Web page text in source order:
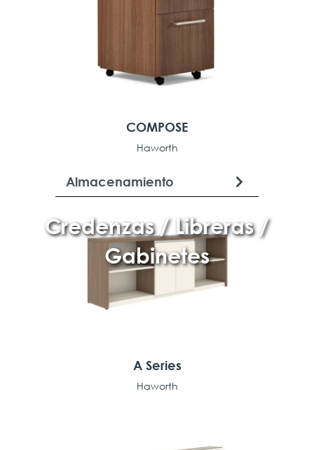
Almacenamiento
Credenzas / Libreras /
Gabinetes
COMPOSE
Haworth
A Series
Haworth